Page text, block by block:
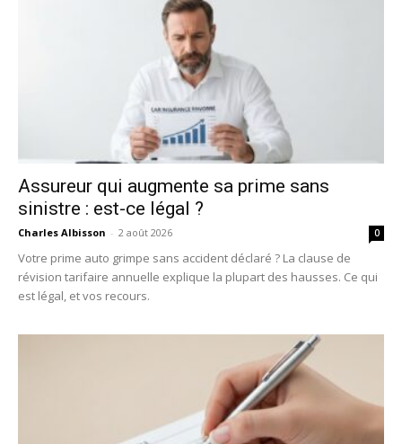
Assureur qui augmente sa prime sans
sinistre : est-ce légal ?
Charles Albisson - 2 août 2026 0
Votre prime auto grimpe sans accident déclaré ? La clause de
révision tarifaire annuelle explique la plupart des hausses. Ce qui
est légal, et vos recours.